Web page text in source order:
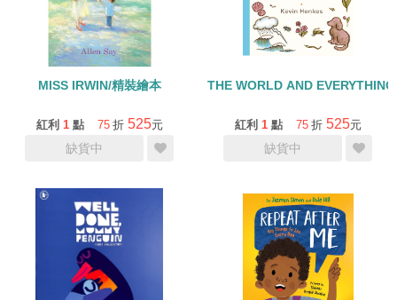
MISS IRWIN/精裝繪本
紅利 1 點 75 折 525元
缺貨中
THE WORLD AND
紅利 1 點 75 折 525元
缺貨中